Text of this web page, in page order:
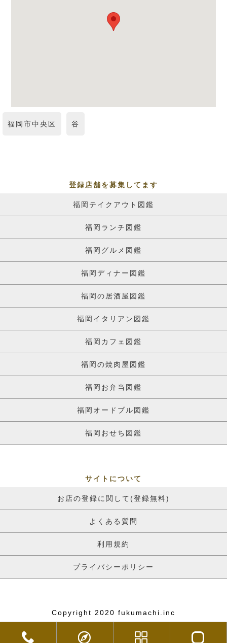
福岡市中央区 谷
登録店舗を募集してます
福岡テイクアウト図鑑
福岡ランチ図鑑
福岡グルメ図鑑
福岡ディナー図鑑
福岡の居酒屋図鑑
福岡イタリアン図鑑
福岡カフェ図鑑
福岡の焼肉屋図鑑
福岡お弁当図鑑
福岡オードブル図鑑
福岡おせち図鑑
サイトについて
お店の登録に関して(登録無料)
よくある質問
利用規約
プライバシーポリシー
Copyright 2020 fukumachi.inc